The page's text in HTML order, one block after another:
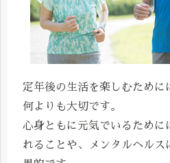
定年後の生活を楽しむために
何よりも大切です。
心身ともに元気でいるために
れることや、メンタルヘルス